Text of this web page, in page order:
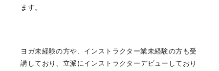
ます。
ヨガ未経験の方や、インストラクター業未経験の方も受
講しており、立派にインストラクターデビューしており